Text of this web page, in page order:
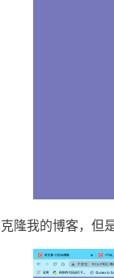
克隆我的博客，但